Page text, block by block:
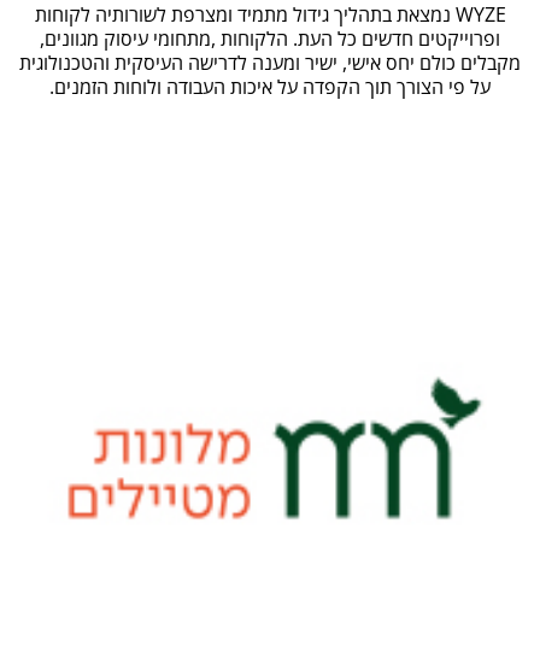
WYZE נמצאת בתהליך גידול מתמיד ומצרפת לשורותיה לקוחות
ופרוייקטים חדשים כל העת. הלקוחות ,מתחומי עיסוק מגוונים,
מקבלים כולם יחס אישי, ישיר ומענה לדרישה העיסקית והטכנולוגית
על פי הצורך תוך הקפדה על איכות העבודה ולוחות הזמנים.